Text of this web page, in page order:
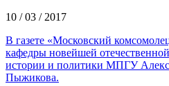
10 / 03 / 2017
В газете «Московский
кафедры новейшей
истории и политики МПГУ
Пыжикова.